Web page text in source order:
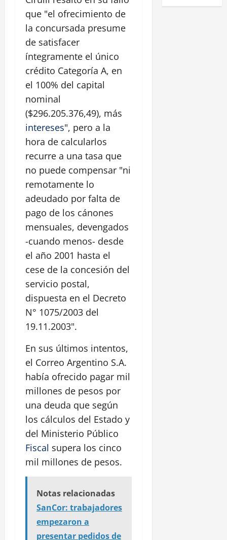
que "el ofrecimiento de
la concursada presume
de satisfacer
íntegramente el único
crédito Categoría A, en
el 100% del capital
nominal
($296.205.376,49), más
intereses", pero a la
hora de calcularlos
recurre a una tasa que
no puede compensar "ni
remotamente lo
adeudado por falta de
pago de los cánones
mensuales, devengados
-cuando menos- desde
el año 2001 hasta el
cese de la concesión del
servicio postal,
dispuesta en el Decreto
N° 1075/2003 del
19.11.2003".
En sus últimos intentos,
el Correo Argentino S.A.
había ofrecido pagar mil
millones de pesos por
una deuda que según
los cálculos del Estado y
del Ministerio Público
Fiscal supera los cinco
mil millones de pesos.
Notas relacionadas
SanCor: trabajadores
empezaron a
presentar pedidos de